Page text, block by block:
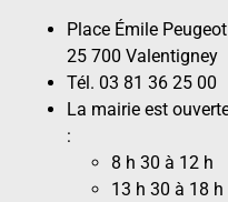
Place Émile
25 700 Valentigney
Tél. 03 81 36 25 00
La mairie est
:
8 h 30 à 12 h
13 h 30 à 18 h